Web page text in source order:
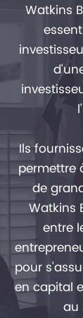
Watkins
Ils
permettre
de
Watkins
entre
pour
en capital
au